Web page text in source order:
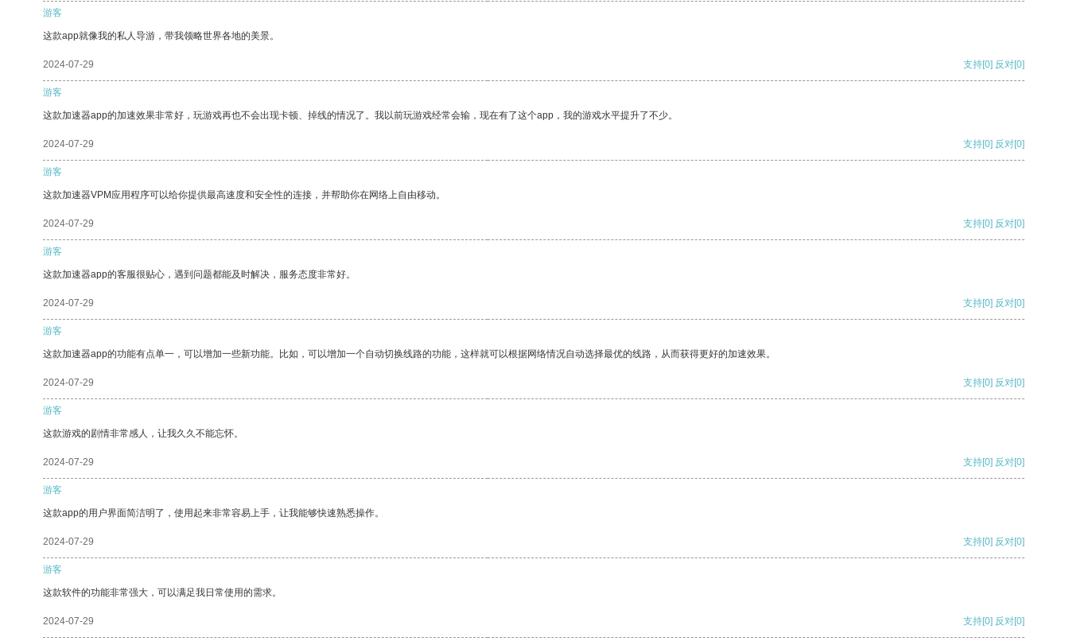
游客
这款app就像我的私人导游，带我领略世界各地的美景。
2024-07-29 支持[0] 反对[0]
游客
这款加速器app的加速效果非常好，玩游戏再也不会出现卡顿、掉线的情况了。我以前玩游戏经常会输，现在有了这个app，我的游戏水平提升了不少。
2024-07-29 支持[0] 反对[0]
游客
这款加速器VPM应用程序可以给你提供最高速度和安全性的连接，并帮助你在网络上自由移动。
2024-07-29 支持[0] 反对[0]
游客
这款加速器app的客服很贴心，遇到问题都能及时解决，服务态度非常好。
2024-07-29 支持[0] 反对[0]
游客
这款加速器app的功能有点单一，可以增加一些新功能。比如，可以增加一个自动切换线路的功能，这样就可以根据网络情况自动选择最优的线路，从而获得更好的加速效果。
2024-07-29 支持[0] 反对[0]
游客
这款游戏的剧情非常感人，让我久久不能忘怀。
2024-07-29 支持[0] 反对[0]
游客
这款app的用户界面简洁明了，使用起来非常容易上手，让我能够快速熟悉操作。
2024-07-29 支持[0] 反对[0]
游客
这款软件的功能非常强大，可以满足我日常使用的需求。
2024-07-29 支持[0] 反对[0]